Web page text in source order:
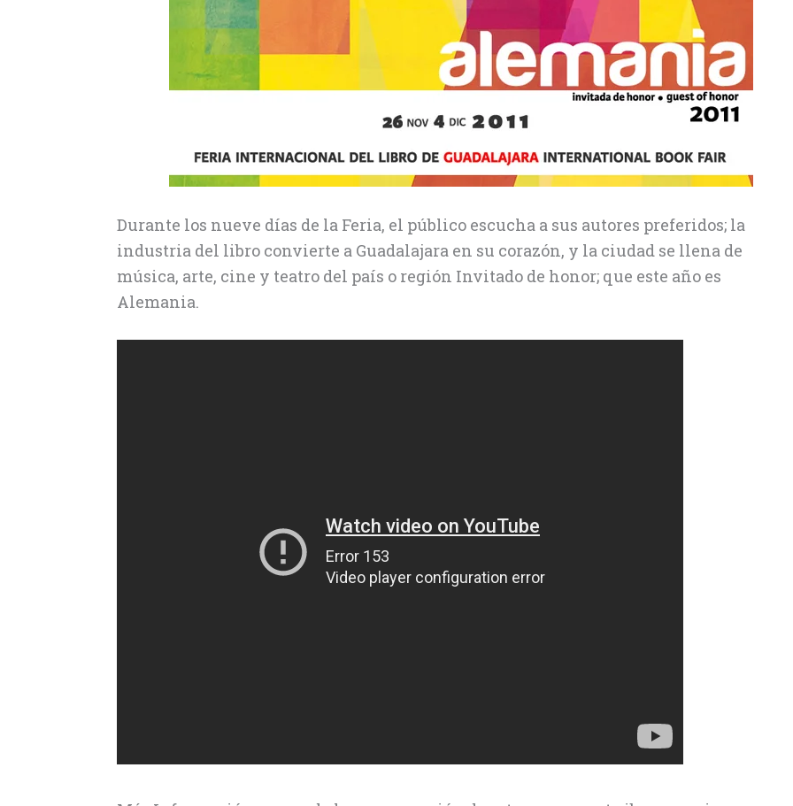
Durante los nueve días de la Feria, el público escucha a sus autores preferidos; la
industria del libro convierte a Guadalajara en su corazón, y la ciudad se llena de
música, arte, cine y teatro del país o región Invitado de honor; que este año es
Alemania.